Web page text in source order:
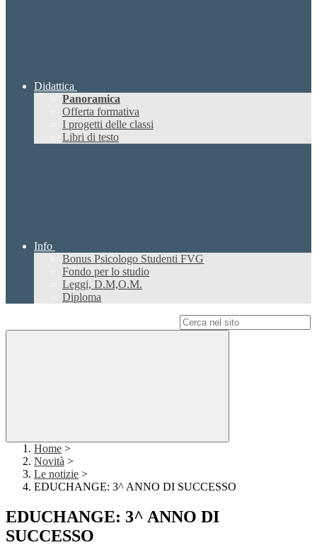
Didattica
Panoramica
Offerta formativa
I progetti delle classi
Libri di testo
Info
Bonus Psicologo Studenti FVG
Fondo per lo studio
Leggi, D.M,O.M.
Diploma
Home >
Novità >
Le notizie >
EDUCHANGE: 3^ ANNO DI SUCCESSO
EDUCHANGE: 3^ ANNO DI
SUCCESSO